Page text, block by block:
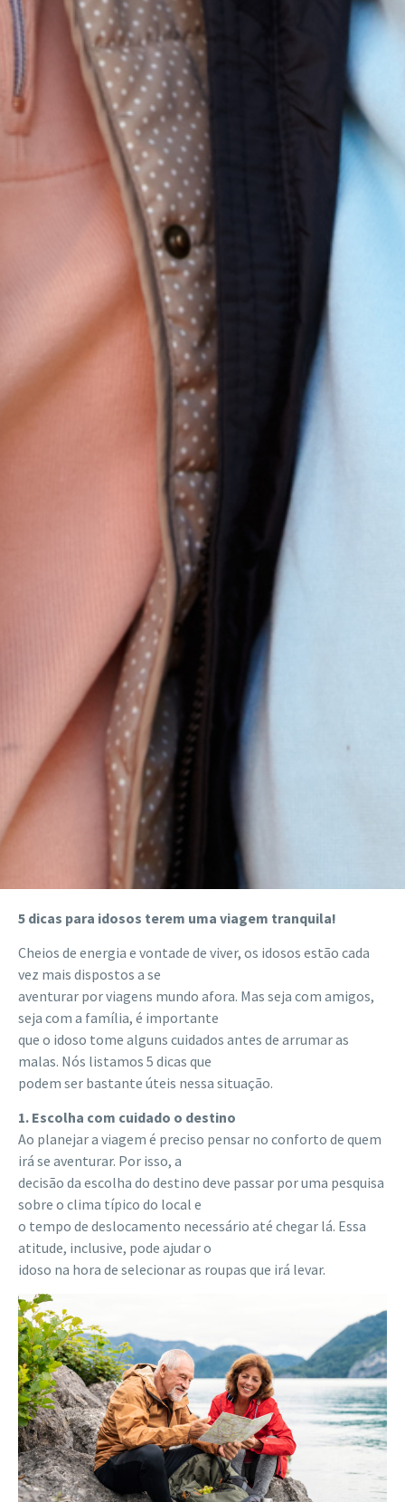
5 dicas para idosos terem uma viagem tranquila!
Cheios de energia e vontade de viver, os idosos estão cada
vez mais dispostos a se
aventurar por viagens mundo afora. Mas seja com amigos,
seja com a família, é importante
que o idoso tome alguns cuidados antes de arrumar as
malas. Nós listamos 5 dicas que
podem ser bastante úteis nessa situação.
1. Escolha com cuidado o destino
Ao planejar a viagem é preciso pensar no conforto de quem
irá se aventurar. Por isso, a
decisão da escolha do destino deve passar por uma pesquisa
sobre o clima típico do local e
o tempo de deslocamento necessário até chegar lá. Essa
atitude, inclusive, pode ajudar o
idoso na hora de selecionar as roupas que irá levar.